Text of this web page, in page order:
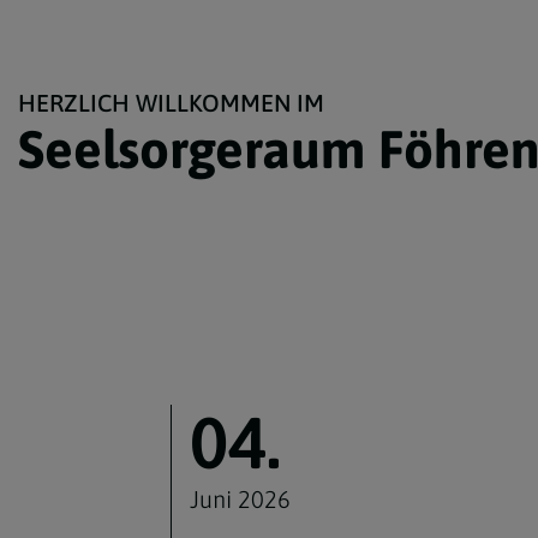
HERZLICH WILLKOMMEN IM
Seelsorgeraum
04.
Juni 2026